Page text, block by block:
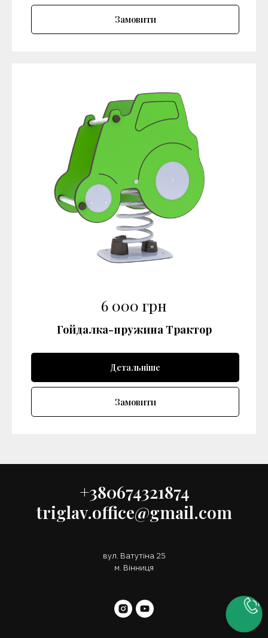
Замовити
6 000 грн
Гойдалка-пружина Трактор
Детальніше
Замовити
+380674321874
triglav.office@gmail.com
вул. Ватутіна 25
м. Вінниця